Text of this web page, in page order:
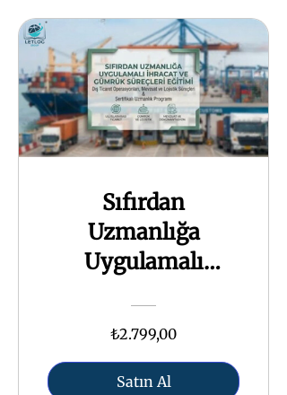
Sıfırdan
Uzmanlığa
Uygulamalı
₺2.799,00
Satın Al